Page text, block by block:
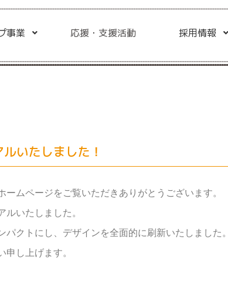
事業 応援・支援活動 採用情報
いたしました！
ムページをご覧いただきありがとうございます。
いたしました。
クトにし、デザインを全面的に刷新いたしました。
し上げます。